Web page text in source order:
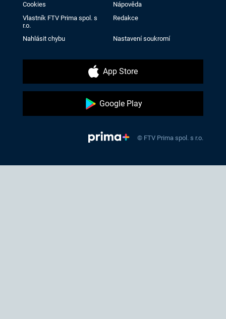
Cookies
Nápověda
Vlastník FTV Prima spol. s
r.o.
Redakce
Nahlásit chybu Nastavení soukromí
App Store
Google Play
© FTV Prima spol. s r.o.